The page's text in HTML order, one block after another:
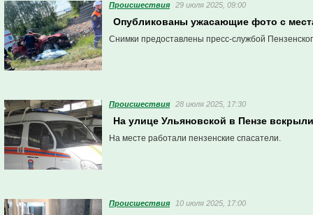
Проиcшествия 29 июля 2025, 09:00
Опубликованы ужасающие фото с
Снимки предоставлены пресс-службой
Проиcшествия 28 июля 2025, 17:30
На улице Ульяновской в Пензе
На месте работали пензенские спасатели.
Проиcшествия 10 июля 2025, 17:00